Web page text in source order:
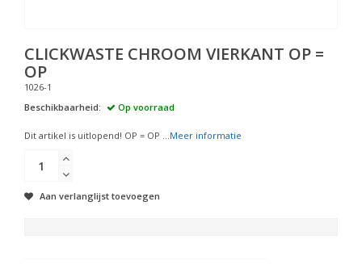
CLICKWASTE CHROOM VIERKANT OP =
OP
1026-1
Beschikbaarheid:
Op voorraad
Dit artikel is uitlopend! OP = OP ...Meer informatie
Aan verlanglijst toevoegen